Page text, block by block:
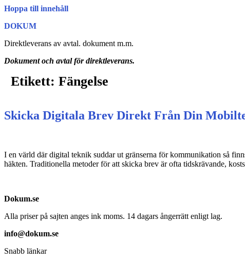
Hoppa till innehåll
DOKUM
Direktleverans av avtal. dokument m.m.
Dokument och avtal för direktleverans.
Etikett: Fängelse
Skicka Digitala Brev Direkt Från Din
I en värld där digital teknik suddar ut gränserna för kommunikation så
häkten. Traditionella metoder för att skicka brev är ofta tidskrävande,
Dokum.se
Alla priser på sajten anges ink moms. 14 dagars ångerrätt enligt lag.
info@dokum.se
Snabb länkar